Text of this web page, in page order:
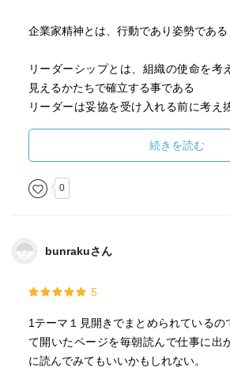
をさせられた者の無念が見えてくる。
５４ 事業を決めるのはあなたではな
「販売とマーケティングは逆である。
理想は、販売を不要にすることである
「あらゆる組織にとって、最も重要な
はノンカスタマーの世界においてである
?−４
６４ イノベーションの三つの心得（
業家精神）
企業家精神とは、行動であり姿勢である
リーダーシップとは、組織の使命を考
見えるかたちで確立する事である
リーダーは妥協を受け入れる前に考え
よってリーダーか否かが決まる
リーダーが持つべき唯一の資質は真摯さ
高い目標を掲げ、その実現を求める。
リーダーシップとは、人の視線を高
トップに近い位置にいる者は、組織の
続きを読む
0
bunrakuさん
5
1テーマ１見開きでまとめられているの
て開いたページを毎朝読んで仕事に出
に読んでみてもいいかもしれない。